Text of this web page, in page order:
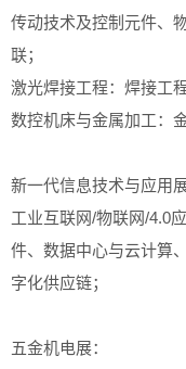
传动技术及控制元件、
联；
激光焊接工程：焊接工
数控机床与金属加工：
新一代信息技术与应用
工业互联网/物联网/4.0
件、数据中心与云计算
字化供应链；
五金机电展：